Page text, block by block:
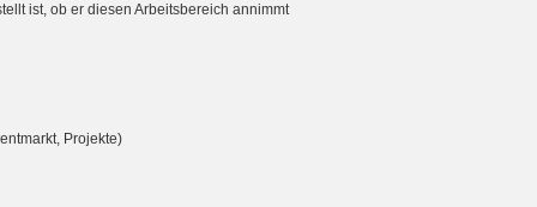
ist, ob er diesen Arbeitsbereich annimmt
Projekte)